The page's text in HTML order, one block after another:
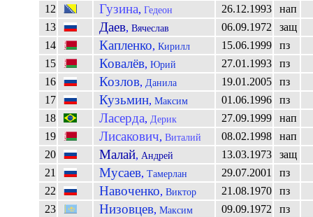
12
Гузина, Гедеон 26.12.1993
нап
13
Даев, Вячеслав 06.09.1972
защ
14
Капленко, Кирилл 15.06.1999
пз
15
Ковалёв, Юрий 27.01.1993
пз
16
Козлов, Данила 19.01.2005
пз
17
Кузьмин, Максим 01.06.1996
пз
18
Ласерда, Дерик 27.09.1999
нап
19
Лисакович, Виталий 08.02.1998
нап
20
Малай, Андрей 13.03.1973
защ
21
Мусаев, Тамерлан 29.07.2001
пз
22
Навоченко, Виктор 21.08.1970
пз
23
Низовцев, Максим 09.09.1972
пз